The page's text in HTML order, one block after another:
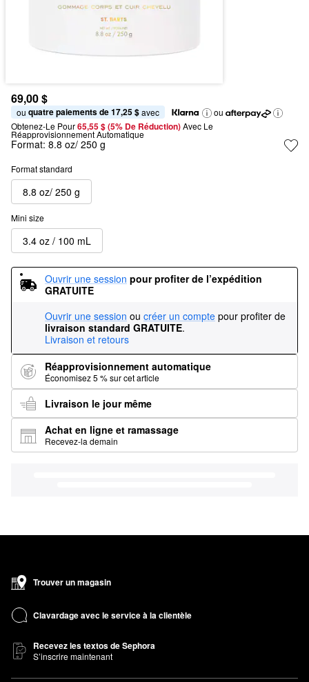
69,00 $
ou quatre paiements de 17,25 $ avec
ou
Obtenez-Le Pour65,55 $ (5% De Réduction) Avec Le
Réapprovisionnement Automatique
Format: 8.8 oz/ 250 g
Format standard
8.8 oz/ 250 g
Mini size
3.4 oz / 100 mL
Ouvrir une session pour profiter de l’expédition
GRATUITE
Ouvrir une session ou créer un compte pour profiter de
livraison standard GRATUITE.
Livraison et retours
Réapprovisionnement automatique
Économisez 5 % sur cet article
Livraison le jour même
Achat en ligne et ramassage
Recevez-la demain
Trouver un magasin
Clavardage avec le service à la clientèle
Recevez les textos de Sephora
S’inscrire maintenant